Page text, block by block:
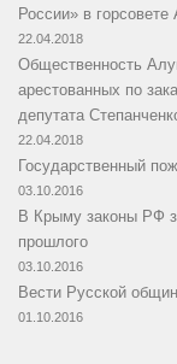
России» в
22.04.2018
Общественность
арестованных по
депутата
22.04.2018
Государственный
03.10.2016
В Крыму законы РФ
прошлого
03.10.2016
Вести Русской
01.10.2016